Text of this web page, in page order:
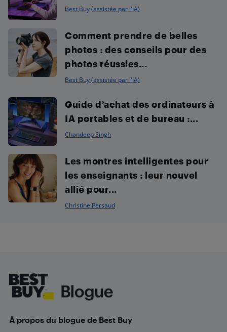
Best Buy (assistée par l'IA)
Comment prendre de belles
photos : des conseils pour des
photos réussies...
Best Buy (assistée par l'IA)
Guide d’achat des ordinateurs à
IA portables et de bureau :...
Chandeep Singh
Les montres intelligentes pour
les enseignants : leur nouvel
allié pour...
Christine Persaud
À propos du blogue de Best Buy